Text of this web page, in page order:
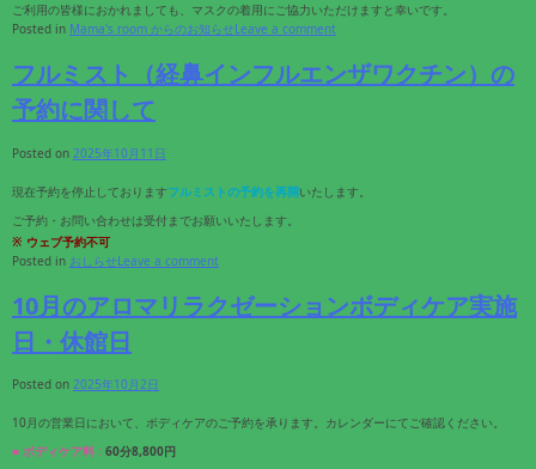
ご利用の皆様におかれましても、マスクの着用にご協力いただけますと幸いです。
Posted in Mama's room からのお知らせLeave a comment
フルミスト（経鼻インフルエンザワクチン）の
予約に関して
Posted on 2025年10月11日
現在予約を停止しておりますフルミストの予約を再開いたします。
ご予約・お問い合わせは受付までお願いいたします。
※ ウェブ予約不可
Posted in おしらせLeave a comment
10月のアロマリラクゼーションボディケア実施
日・休館日
Posted on 2025年10月2日
10月の営業日において、ボディケアのご予約を承ります。カレンダーにてご確認ください。
■ ボディケア料 : 60分8,800円